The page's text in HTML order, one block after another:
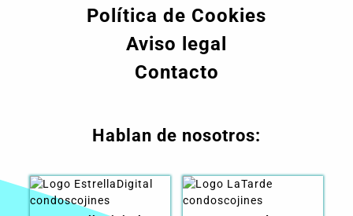
Política de Cookies
Aviso legal
Contacto
Hablan de nosotros: